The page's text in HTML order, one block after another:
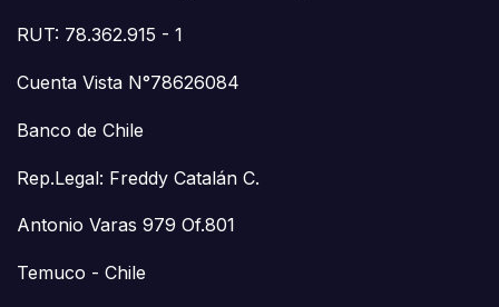
RUT: 78.362.915 - 1
Cuenta Vista N°78626084
Banco de Chile
Rep.Legal: Freddy Catalán C.
Antonio Varas 979 Of.801
Temuco - Chile